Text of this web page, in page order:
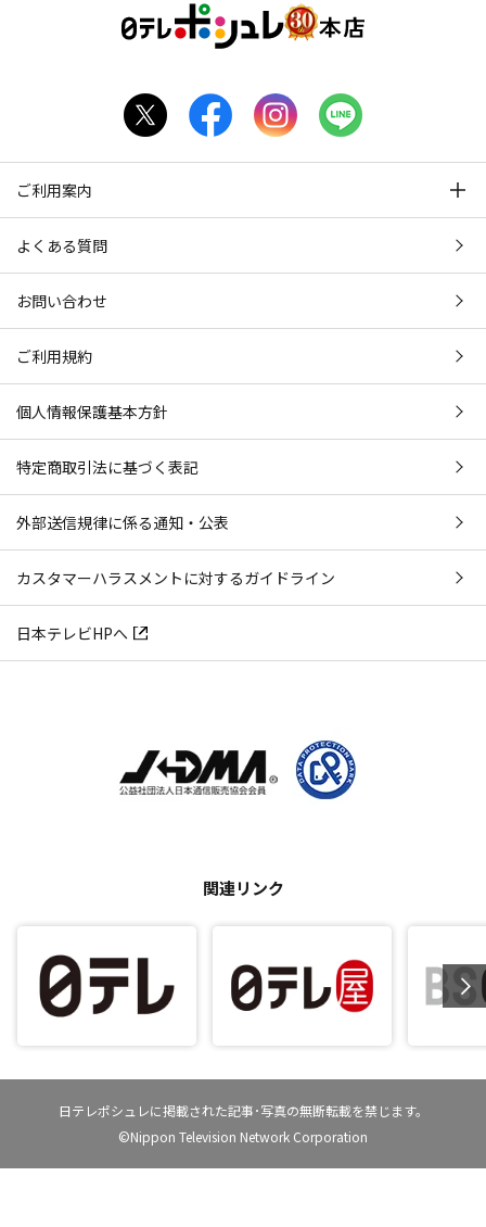
ご利用案内
よくある質問
お問い合わせ
ご利用規約
個人情報保護基本方針
特定商取引法に基づく表記
外部送信規律に係る通知・公表
カスタマーハラスメントに対するガイドライン
日本テレビHPへ
関連リンク
日テレポシュレに掲載された記事･写真の無断転載を禁じます。
©Nippon Television Network Corporation